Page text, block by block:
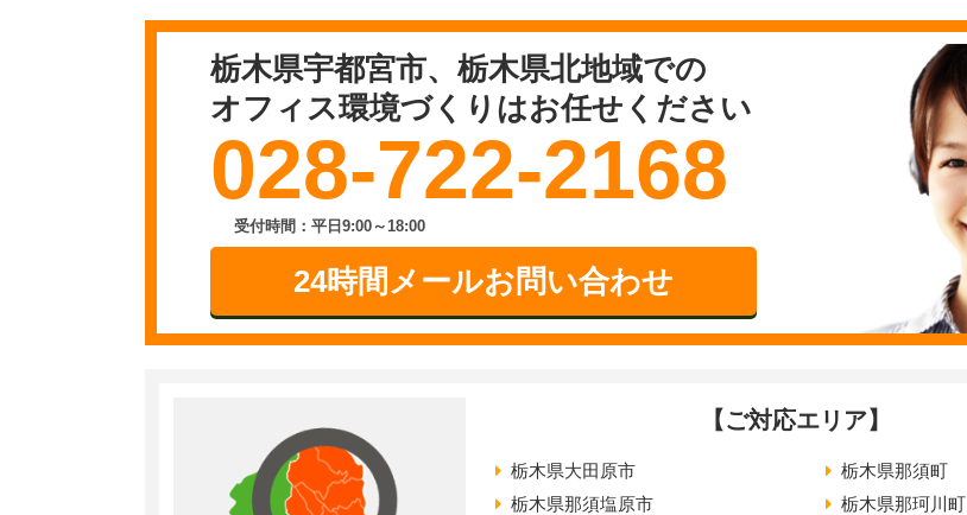
栃木県宇都宮市、栃木県北地域での
オフィス環境づくりはお任せください
028-722-2168
受付時間：平日9:00～18:00
24時間メールお問い合わせ
【ご対応エリア】
栃木県大田原市
栃木県那須塩原市
栃木県那須町
栃木県那珂川町